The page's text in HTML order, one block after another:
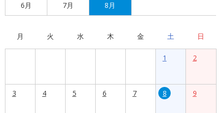
6月 7月 8月
月 火 水 木 金 土 日
1 2
3 4 5 6 7 8 9